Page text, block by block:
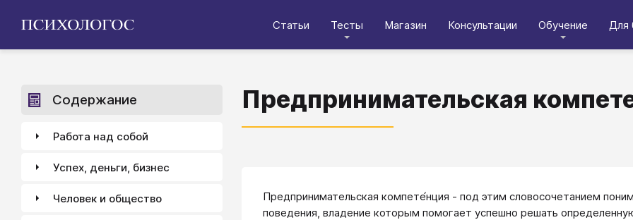
Статьи Тесты Магазин Консультации Обучение Для
Предпринимательская
Предпринимательская компете́нция - под этим словосочетанием
поведения, владение которым помогает успешно решать
Содержание
Работа над собой
Успех, деньги, бизнес
Человек и общество